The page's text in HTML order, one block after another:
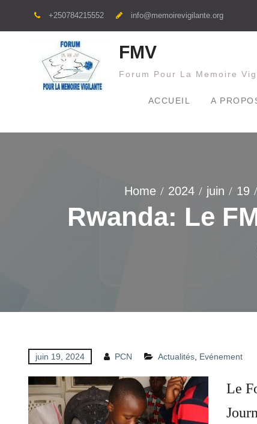
+250784215552 info@memoirevigilante.org
FMV
Forum Pour La Memoire
ACCUEIL A
Home 2024 juin 19
Rwanda: Le
juin 19, 2024 PCN Actualités Evénement
Le